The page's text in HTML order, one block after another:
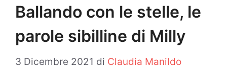
Ballando con le stelle, le
parole sibilline di Milly
3 Dicembre 2021 di Claudia Manildo